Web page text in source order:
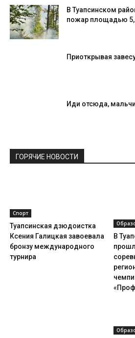
В Туапсинском
пожар площадью
Приоткрывая
Иди отсюда,
ГОРЯЧИЕ НОВОСТИ
Спорт
Туапсинская дзюдоистка
Ксения Галицкая завоевала
бронзу международного
турнира
В